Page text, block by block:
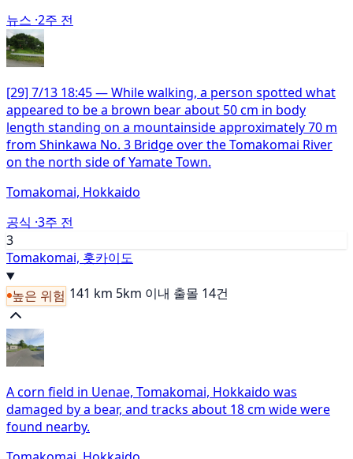
뉴스 ·2주 전
[29] 7/13 18:45 — While walking, a person spotted what
appeared to be a brown bear about 50 cm in body
length standing on a mountainside approximately 70 m
from Shinkawa No. 3 Bridge over the Tomakomai River
on the north side of Yamate Town.
Tomakomai, Hokkaido
공식 ·3주 전
3
Tomakomai, 홋카이도
높은 위험 141 km 5km 이내 출몰 14건
A corn field in Uenae, Tomakomai, Hokkaido was
damaged by a bear, and tracks about 18 cm wide were
found nearby.